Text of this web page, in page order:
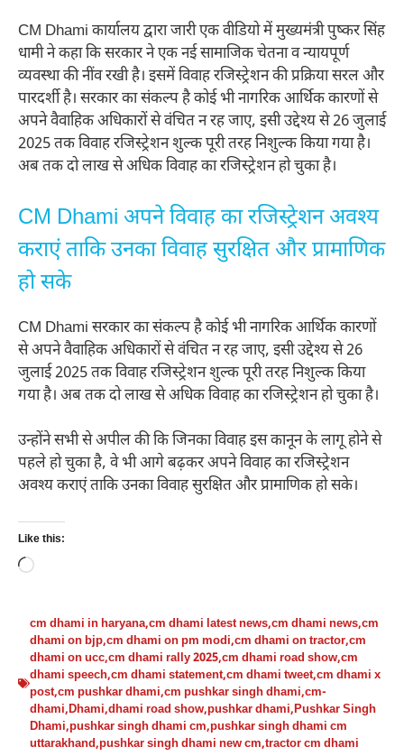
CM Dhami कार्यालय द्वारा जारी एक वीडियो में मुख्यमंत्री पुष्कर सिंह
धामी ने कहा कि सरकार ने एक नई सामाजिक चेतना व न्यायपूर्ण
व्यवस्था की नींव रखी है। इसमें विवाह रजिस्ट्रेशन की प्रक्रिया सरल और
पारदर्शी है। सरकार का संकल्प है कोई भी नागरिक आर्थिक कारणों से
अपने वैवाहिक अधिकारों से वंचित न रह जाए, इसी उद्देश्य से 26 जुलाई
2025 तक विवाह रजिस्ट्रेशन शुल्क पूरी तरह निशुल्क किया गया है।
अब तक दो लाख से अधिक विवाह का रजिस्ट्रेशन हो चुका है।
CM Dhami अपने विवाह का रजिस्ट्रेशन अवश्य
कराएं ताकि उनका विवाह सुरक्षित और प्रामाणिक
हो सके
CM Dhami सरकार का संकल्प है कोई भी नागरिक आर्थिक कारणों
से अपने वैवाहिक अधिकारों से वंचित न रह जाए, इसी उद्देश्य से 26
जुलाई 2025 तक विवाह रजिस्ट्रेशन शुल्क पूरी तरह निशुल्क किया
गया है। अब तक दो लाख से अधिक विवाह का रजिस्ट्रेशन हो चुका है।
उन्होंने सभी से अपील की कि जिनका विवाह इस कानून के लागू होने से
पहले हो चुका है, वे भी आगे बढ़कर अपने विवाह का रजिस्ट्रेशन
अवश्य कराएं ताकि उनका विवाह सुरक्षित और प्रामाणिक हो सके।
Like this:
Loading…
cm dhami in haryana,cm dhami latest news,cm dhami news,cm
dhami on bjp,cm dhami on pm modi,cm dhami on tractor,cm
dhami on ucc,cm dhami rally 2025,cm dhami road show,cm
dhami speech,cm dhami statement,cm dhami tweet,cm dhami x
post,cm pushkar dhami,cm pushkar singh dhami,cm-
dhami,Dhami,dhami road show,pushkar dhami,Pushkar Singh
Dhami,pushkar singh dhami cm,pushkar singh dhami cm
uttarakhand,pushkar singh dhami new cm,tractor cm dhami